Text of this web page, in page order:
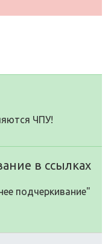
ЧПУ!
в ссылках
подчеркивание"